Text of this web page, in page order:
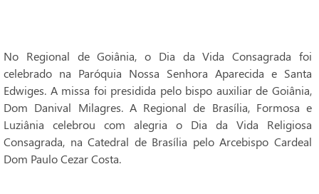
No Regional de Goiânia, o Dia da Vida Consagrada foi
celebrado na Paróquia Nossa Senhora Aparecida e Santa
Edwiges. A missa foi presidida pelo bispo auxiliar de Goiânia,
Dom Danival Milagres. A Regional de Brasília, Formosa e
Luziânia celebrou com alegria o Dia da Vida Religiosa
Consagrada, na Catedral de Brasília pelo Arcebispo Cardeal
Dom Paulo Cezar Costa.